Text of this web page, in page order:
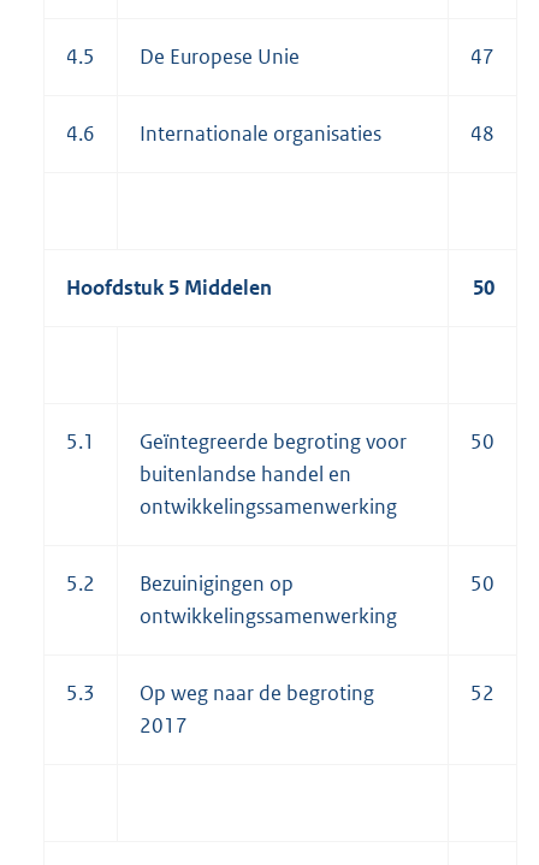
4.5 De Europese Unie 47
4.6 Internationale organisaties 48
Hoofdstuk 5 Middelen 50
5.1
Geïntegreerde begroting voor
buitenlandse handel en
ontwikkelingssamenwerking
50
5.2
Bezuinigingen op
ontwikkelingssamenwerking
50
5.3
Op weg naar de begroting
2017
52